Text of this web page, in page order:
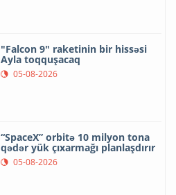
"Falcon 9" raketinin bir hissəsi
Ayla toqquşacaq
05-08-2026
“SpaceX” orbitə 10 milyon tona
qədər yük çıxarmağı planlaşdırır
05-08-2026